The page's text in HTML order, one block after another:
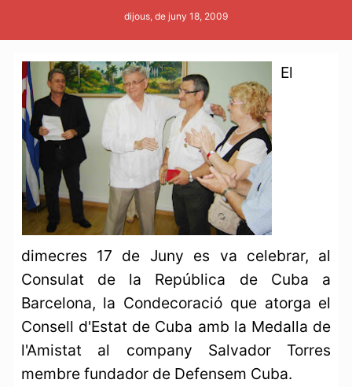
dijous, de juny 18, 2009
El
dimecres 17 de Juny es va celebrar, al
Consulat de la República de Cuba a
Barcelona, la Condecoració que atorga el
Consell d'Estat de Cuba amb la Medalla de
l'Amistat al company Salvador Torres
membre fundador de Defensem Cuba.